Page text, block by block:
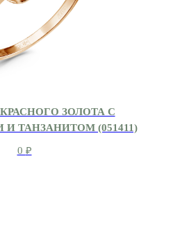
ЗОЛОТА С
ТАНЗАНИТОМ (051411)
0 ₽